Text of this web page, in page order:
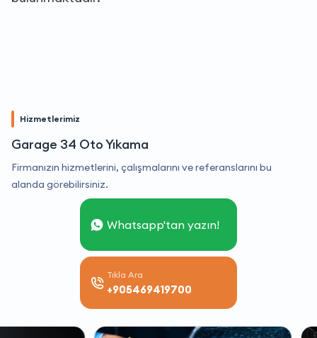
Hizmetlerimiz
Garage 34 Oto Yıkama
Firmanızın hizmetlerini, çalışmalarını ve referanslarını bu
alanda görebilirsiniz.
Whatsapp'tan yazın!
Tıkla Ara
+905469419700